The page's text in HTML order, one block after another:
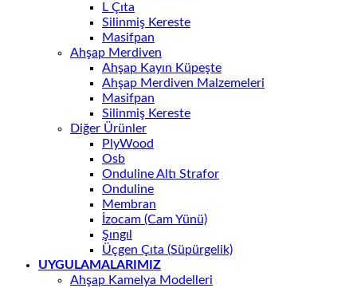
L Çıta
Silinmiş Kereste
Masifpan
Ahşap Merdiven
Ahşap Kayın Küpeşte
Ahşap Merdiven Malzemeleri
Masifpan
Silinmiş Kereste
Diğer Ürünler
PlyWood
Osb
Onduline Altı Strafor
Onduline
Membran
İzocam (Cam Yünü)
Şıngıl
Üçgen Çıta (Süpürgelik)
UYGULAMALARIMIZ
Ahşap Kamelya Modelleri